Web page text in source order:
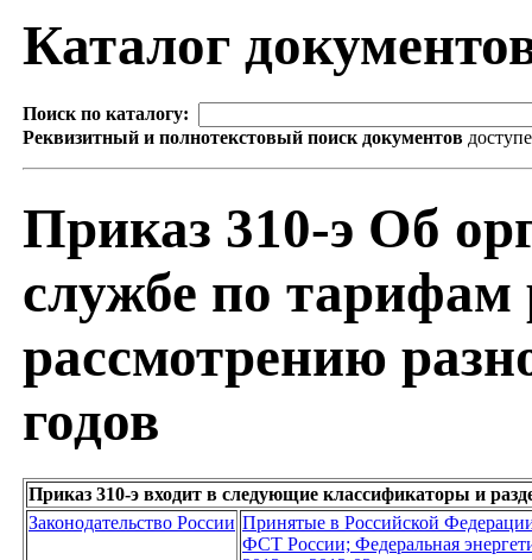
Каталог
Поиск по каталогу:
Реквизитный и полнотекстовый поиск документов
Приказ 310-э Об
службе по тарифам
рассмотрению
годов
Приказ 310-э входит в следующие классификаторы и
Законодательство России Принятые в Российской
ФСТ России; Федеральная